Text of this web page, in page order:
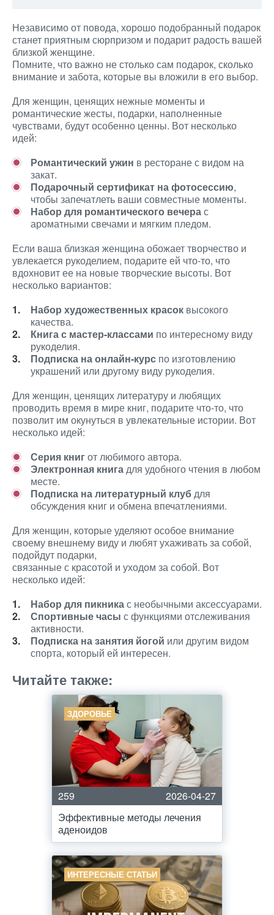
Независимо от повода, хорошо подобранный подарок
станет приятным сюрпризом и подарит радость вашей
близкой женщине.
Помните, что важно не столько сам подарок, сколько
внимание и забота, которые вы вложили в его выбор.
Для женщин, ценящих нежные моменты и
романтические жесты, подарки, наполненные
чувствами, будут особенно ценны. Вот несколько
идей:
Романтический ужин в ресторане с видом на
закат.
Подарочный сертификат на фотосессию,
чтобы запечатлеть ваши совместные моменты.
Набор для романтического вечерас
ароматными свечами и мягким пледом.
Если ваша близкая женщина обожает творчество и
увлекается рукоделием, подарите ей что-то, что
вдохновит ее на новые творческие высоты. Вот
несколько вариантов:
Набор художественных красок высокого
качества.
Книга с мастер-классами по интересному виду
рукоделия.
Подписка на онлайн-курс по изготовлению
украшений или другому виду рукоделия.
Для женщин, ценящих литературу и любящих
проводить время в мире книг, подарите что-то, что
позволит им окунуться в увлекательные истории. Вот
несколько идей:
Серия книгот любимого автора.
Электронная книгадля удобного чтения в любом
месте.
Подписка на литературный клубдля
обсуждения книг и обмена впечатлениями.
Для женщин, которые уделяют особое внимание
своему внешнему виду и любят ухаживать за собой,
подойдут подарки,
связанные с красотой и уходом за собой. Вот
несколько идей:
Набор для пикникас необычными аксессуарами.
Спортивные часы с функциями отслеживания
активности.
Подписка на занятия йогой или другим видом
спорта, который ей интересен.
Читайте также:
ЗДОРОВЬЕ
259
2026-04-27
Эффективные методы лечения
аденоидов
ИНТЕРЕСНЫЕ СТАТЬИ